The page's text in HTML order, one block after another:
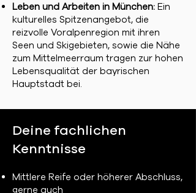
Leben und Arbeiten in München: Ein
kulturelles Spitzenangebot, die
reizvolle Voralpenregion mit ihren
Seen und Skigebieten, sowie die Nähe
zum Mittelmeerraum tragen zur hohen
Lebensqualität der bayrischen
Hauptstadt bei.
Deine fachlichen
Kenntnisse
Mittlere Reife oder höherer Abschluss,
gerne auch